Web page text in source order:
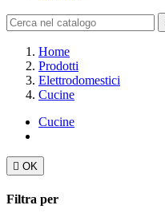
Home
Prodotti
Elettrodomestici
Cucine
Cucine
 OK
Filtra per